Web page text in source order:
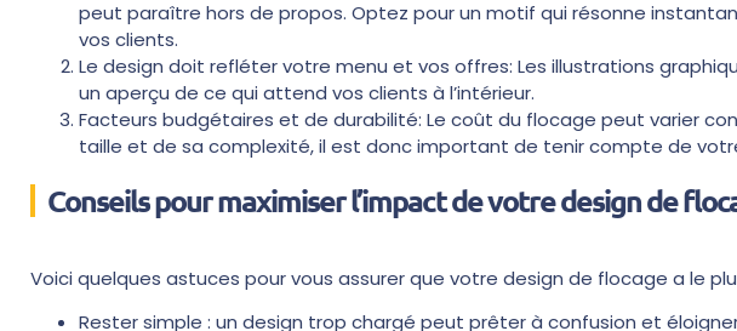
peut paraître hors de propos. Optez pour un motif qui résonne
vos clients.
Le design doit refléter votre menu et vos offres: Les illustrations
un aperçu de ce qui attend vos clients à l’intérieur.
Facteurs budgétaires et de durabilité: Le coût du flocage peut varier
taille et de sa complexité, il est donc important de tenir compte de
Conseils pour maximiser l’impact de votre design de
Voici quelques astuces pour vous assurer que votre design de flocage a le
Rester simple : un design trop chargé peut prêter à confusion et